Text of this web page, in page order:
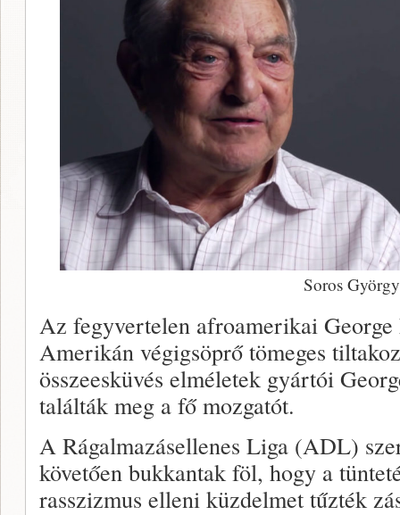
Soros György
Az fegyvertelen afroamerikai George
Amerikán végigsöprő tömeges
összeesküvés elméletek gyártói
találták meg a fő mozgatót.
A Rágalmazásellenes Liga (ADL)
követően bukkantak föl, hogy a
rasszizmus elleni küzdelmet tűzték